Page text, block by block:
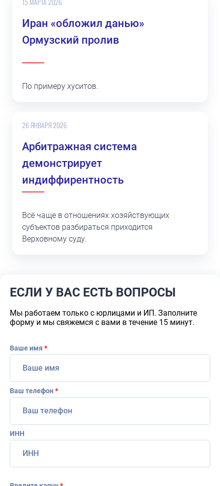
Иран «обложил данью»
Ормузский пролив
По примеру хуситов.
26 ЯНВАРЯ 2026
Арбитражная система
демонстрирует
индиффирентность
Всё чаще в отношениях хозяйствующих
субъектов разбираться приходится
Верховному суду.
ЕСЛИ У ВАС ЕСТЬ ВОПРОСЫ
Мы работаем только с юрлицами и ИП. Заполните
форму и мы свяжемся с вами в течение 15 минут.
Ваше имя *
Ваш телефон*
ИНН